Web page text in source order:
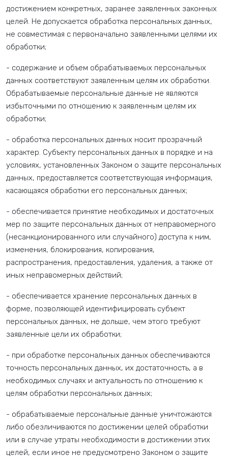
достижением конкретных, заранее заявленных законных
целей. Не допускается обработка персональных данных,
не совместимая с первоначально заявленными целями их
обработки;
- содержание и объем обрабатываемых персональных
данных соответствуют заявленным целям их обработки.
Обрабатываемые персональные данные не являются
избыточными по отношению к заявленным целям их
обработки;
- обработка персональных данных носит прозрачный
характер. Субъекту персональных данных в порядке и на
условиях, установленных Законом о защите персональных
данных, предоставляется соответствующая информация,
касающаяся обработки его персональных данных;
- обеспечивается принятие необходимых и достаточных
мер по защите персональных данных от неправомерного
(несанкционированного или случайного) доступа к ним,
изменения, блокирования, копирования,
распространения, предоставления, удаления, а также от
иных неправомерных действий;
- обеспечивается хранение персональных данных в
форме, позволяющей идентифицировать субъект
персональных данных, не дольше, чем этого требуют
заявленные цели их обработки;
- при обработке персональных данных обеспечиваются
точность персональных данных, их достаточность, а в
необходимых случаях и актуальность по отношению к
целям обработки персональных данных;
- обрабатываемые персональные данные уничтожаются
либо обезличиваются по достижении целей обработки
или в случае утраты необходимости в достижении этих
целей, если иное не предусмотрено Законом о защите